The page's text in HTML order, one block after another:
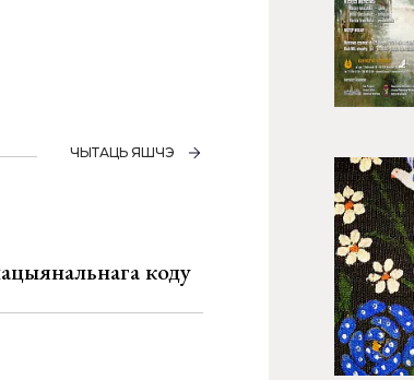
ЧЫТАЦЬ ЯШЧЭ
коду